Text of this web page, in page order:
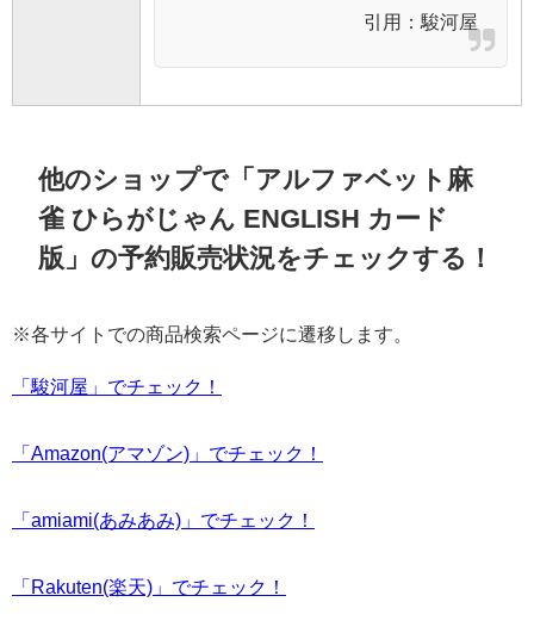
引用： 駿河屋
他のショップで「アルファベット麻
雀 ひらがじゃん ENGLISH カード
版」の予約販売状況をチェックする！
※各サイトでの商品検索ページに遷移します。
「駿河屋」でチェック！
「Amazon(アマゾン)」でチェック！
「amiami(あみあみ)」でチェック！
「Rakuten(楽天)」でチェック！